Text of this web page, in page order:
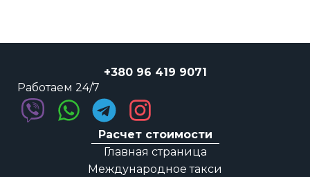
+380 96 419 9071
Работаем 24/7
Расчет стоимости
Главная страница
Международное такси